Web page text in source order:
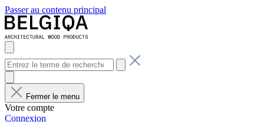
Passer au contenu principal
Fermer le menu
Votre compte
Connexion